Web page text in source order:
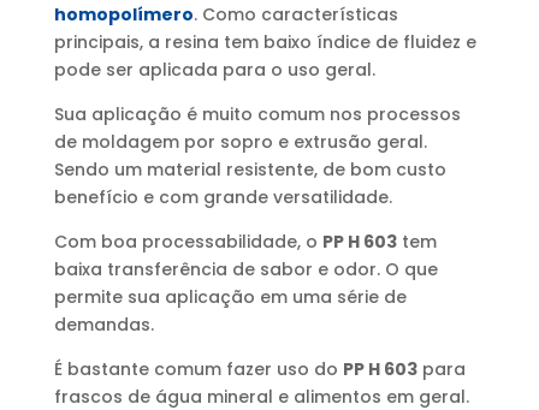
homopolímero. Como características
principais, a resina tem baixo índice de fluidez e
pode ser aplicada para o uso geral.
Sua aplicação é muito comum nos processos
de moldagem por sopro e extrusão geral.
Sendo um material resistente, de bom custo
benefício e com grande versatilidade.
Com boa processabilidade, o PP H 603tem
baixa transferência de sabor e odor. O que
permite sua aplicação em uma série de
demandas.
É bastante comum fazer uso do PP H 603para
frascos de água mineral e alimentos em geral.